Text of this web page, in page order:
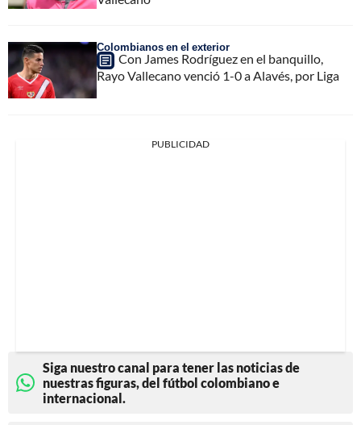
Colombianos en el exterior
Con James Rodríguez en el banquillo,
Rayo Vallecano venció 1-0 a Alavés, por Liga
PUBLICIDAD
Siga nuestro canal para tener las noticias de
nuestras figuras, del fútbol colombiano e
internacional.